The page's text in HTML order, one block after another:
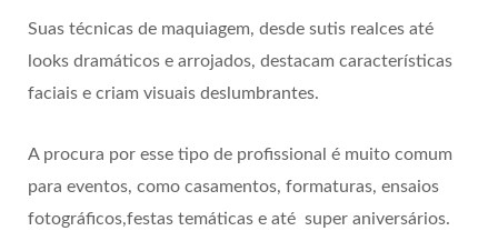
Suas técnicas de maquiagem, desde sutis realces até
looks dramáticos e arrojados, destacam características
faciais e criam visuais deslumbrantes.
A procura por esse tipo de profissional é muito comum
para eventos, como casamentos, formaturas, ensaios
fotográficos,festas temáticas e até super aniversários.